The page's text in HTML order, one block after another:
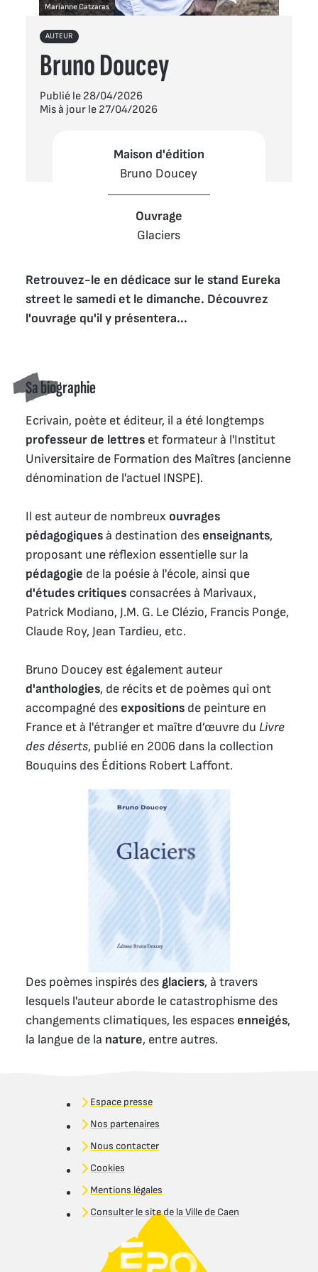
Marianne Catzaras
AUTEUR
Bruno Doucey
Publié le 28/04/2026
Mis à jour le 27/04/2026
Maison d'édition
Bruno Doucey
Ouvrage
Glaciers
Retrouvez-le en dédicace sur le stand Eureka
street le samedi et le dimanche. Découvrez
l'ouvrage qu'il y présentera...
Sa biographie
Ecrivain, poète et éditeur, il a été longtemps
professeur de lettres et formateur à l'Institut
Universitaire de Formation des Maîtres (ancienne
dénomination de l'actuel INSPE).
Il est auteur de nombreux ouvrages
pédagogiques à destination des enseignants,
proposant une réflexion essentielle sur la
pédagogie de la poésie à l'école, ainsi que
d'études critiques consacrées à Marivaux,
Patrick Modiano, J.M. G. Le Clézio, Francis Ponge,
Claude Roy, Jean Tardieu, etc.
Bruno Doucey est également auteur
d'anthologies, de récits et de poèmes qui ont
accompagné des expositions de peinture en
France et à l'étranger et maître d’œuvre du Livre
des déserts, publié en 2006 dans la collection
Bouquins des Éditions Robert Laffont.
Des poèmes inspirés desglaciers, à travers
lesquels l'auteur aborde le catastrophisme des
changements climatiques, les espaces enneigés,
la langue de la nature, entre autres.
Espace presse
Nos partenaires
Nous contacter
Cookies
Mentions légales
Consulter le site de la Ville de Caen